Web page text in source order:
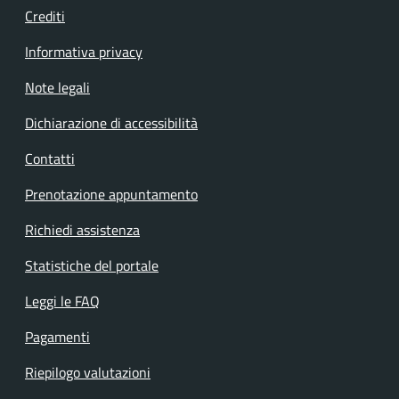
Crediti
Informativa privacy
Note legali
Dichiarazione di accessibilità
Contatti
Prenotazione appuntamento
Richiedi assistenza
Statistiche del portale
Leggi le FAQ
Pagamenti
Riepilogo valutazioni